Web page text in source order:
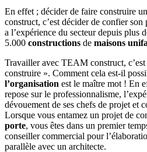
En effet ; décider de faire construire
construct, c’est décider de confier
a l’expérience du secteur depuis plus
5.000 constructions de maisons
Travailler avec TEAM construct,
construire ». Comment cela est-il
l’organisation est le maître mot ! En
repose sur le professionnalisme,
dévouement de ses chefs de projet et
Lorsque vous entamez un projet de
porte, vous êtes dans un premier
conseiller commercial pour
parallèle avec un architecte.